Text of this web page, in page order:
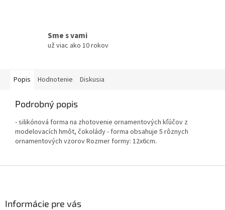
Sme s vami
už viac ako 10 rokov
Popis Hodnotenie Diskusia
Podrobný popis
- silikónová forma na zhotovenie ornamentových kľúčov z
modelovacích hmôt, čokolády - forma obsahuje 5 rôznych
ornamentových vzorov Rozmer formy: 12x6cm.
Informácie pre vás